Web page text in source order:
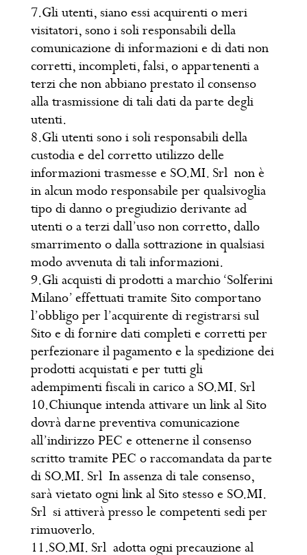
7.Gli utenti, siano essi acquirenti o meri
visitatori, sono i soli responsabili della
comunicazione di informazioni e di dati non
corretti, incompleti, falsi, o appartenenti a
terzi che non abbiano prestato il consenso
alla trasmissione di tali dati da parte degli
utenti.
8.Gli utenti sono i soli responsabili della
custodia e del corretto utilizzo delle
informazioni trasmesse e SO.MI. Srl non è
in alcun modo responsabile per qualsivoglia
tipo di danno o pregiudizio derivante ad
utenti o a terzi dall’uso non corretto, dallo
smarrimento o dalla sottrazione in qualsiasi
modo avvenuta di tali informazioni.
9.Gli acquisti di prodotti a marchio ‘Solferini
Milano’ effettuati tramite Sito comportano
l’obbligo per l’acquirente di registrarsi sul
Sito e di fornire dati completi e corretti per
perfezionare il pagamento e la spedizione dei
prodotti acquistati e per tutti gli
adempimenti fiscali in carico a SO.MI. Srl
10.Chiunque intenda attivare un link al Sito
dovrà darne preventiva comunicazione
all’indirizzo PEC e ottenerne il consenso
scritto tramite PEC o raccomandata da parte
di SO.MI. Srl In assenza di tale consenso,
sarà vietato ogni link al Sito stesso e SO.MI.
Srl si attiverà presso le competenti sedi per
rimuoverlo.
11.SO.MI. Srl adotta ogni precauzione al